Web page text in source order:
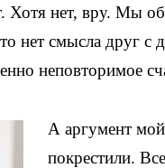
Хотя нет, вру. Мы
нет смысла друг
неповторимое
А аргумент
покрестили.